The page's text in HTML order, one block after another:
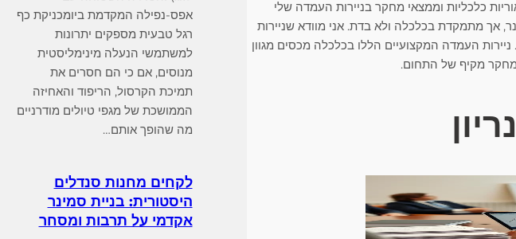
כלכליות וממצאי מחקר בניירות העמדה שלי
אך מתמקדת בכלכלה ולא בדת. אני מוודא שניירות
העמדה המקצועיים הללו בכלכלה מכסים מגוון
מקיף של התחום.
אפס-נפילה המקדמת ביומכניקת כף
רגל טבעית מספקים יתרונות
למשתמשי הנעלה מינימליסטית
מנוסים, אם כי הם חסרים את
תמיכת הקרסול, הריפוד והאחיזה
הממושכת של מגפי טיולים מודרניים
מה שהופך אותם…
לקחים מחנות סנדלים
היסטורית: בניית סמינר
אקדמי על תרבות ומסחר